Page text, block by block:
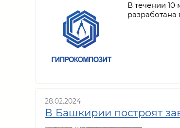
В течении
разработана
28.02.2024
В Башкирии построят